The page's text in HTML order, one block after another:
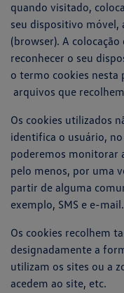
quando visitado,
seu dispositivo
(browser). A
reconhecer o seu
o termo cookies
arquivos que
Os cookies utilizados
identifica o usuário,
poderemos monitorar
pelo menos, por uma
partir de alguma
exemplo, SMS e e-mail.
Os cookies recolhem
designadamente a
utilizam os sites ou a
acedem ao site, etc.